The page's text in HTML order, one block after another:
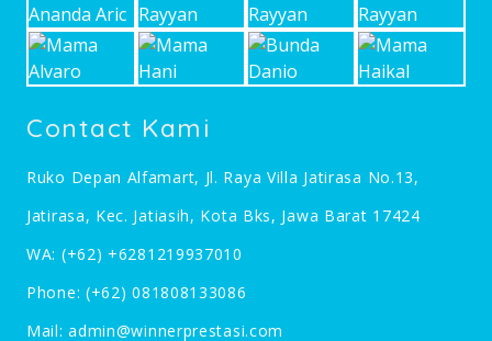
Contact Kami
Ruko Depan Alfamart, Jl. Raya Villa Jatirasa No.13,
Jatirasa, Kec. Jatiasih, Kota Bks, Jawa Barat 17424
WA: (+62) +6281219937010
Phone: (+62) 081808133086
Mail:admin@winnerprestasi.com